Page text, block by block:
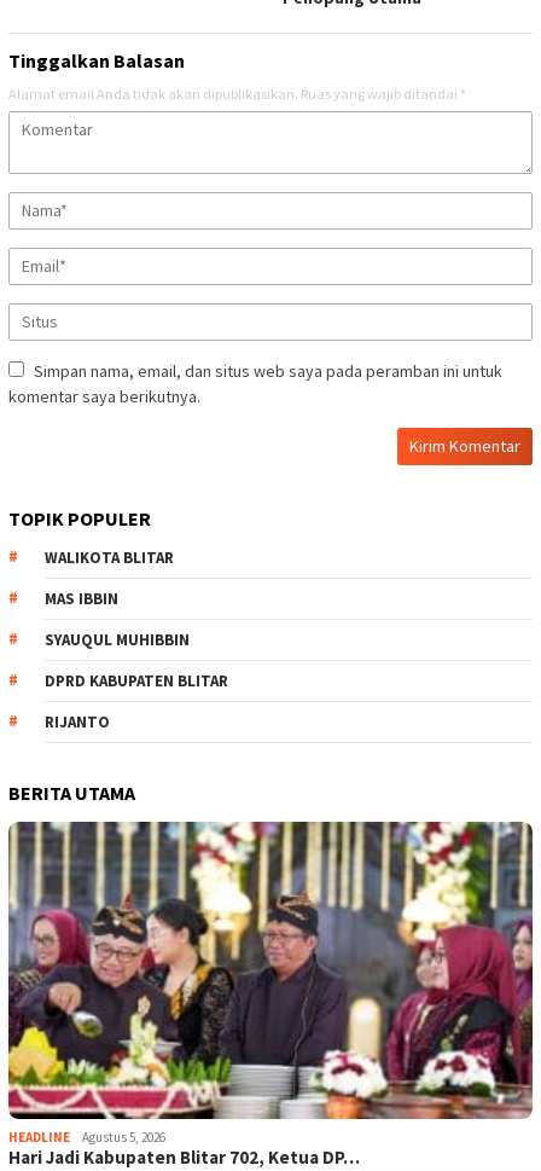
Tinggalkan Balasan
Alamat email Anda tidak akan dipublikasikan. Ruas yang wajib ditandai *
Simpan nama, email, dan situs web saya pada peramban ini untuk
komentar saya berikutnya.
TOPIK POPULER
WALIKOTA BLITAR
MAS IBBIN
SYAUQUL MUHIBBIN
DPRD KABUPATEN BLITAR
RIJANTO
BERITA UTAMA
HEADLINE Agustus 5, 2026
Hari Jadi Kabupaten Blitar 702, Ketua DP…